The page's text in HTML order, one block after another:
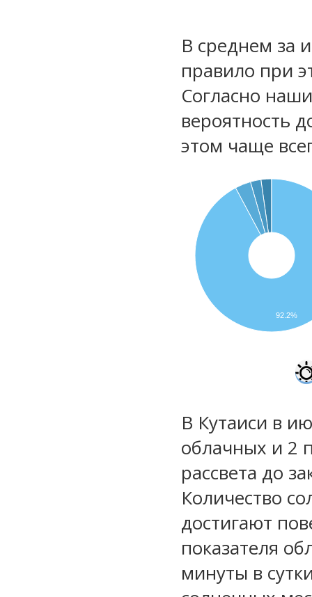
В среднем за
правило при
Согласно
вероятность
этом чаще
92.2%
В Кутаиси в
облачных и 2
рассвета до
Количество
достигают
показателя
минуты в